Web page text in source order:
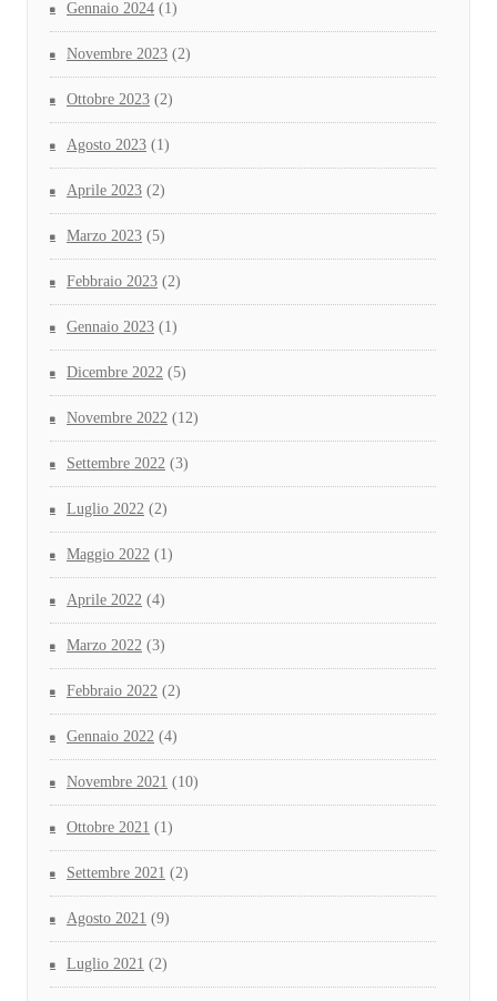
Gennaio 2024 (1)
Novembre 2023 (2)
Ottobre 2023 (2)
Agosto 2023 (1)
Aprile 2023 (2)
Marzo 2023 (5)
Febbraio 2023 (2)
Gennaio 2023 (1)
Dicembre 2022 (5)
Novembre 2022 (12)
Settembre 2022 (3)
Luglio 2022 (2)
Maggio 2022 (1)
Aprile 2022 (4)
Marzo 2022 (3)
Febbraio 2022 (2)
Gennaio 2022 (4)
Novembre 2021 (10)
Ottobre 2021 (1)
Settembre 2021 (2)
Agosto 2021 (9)
Luglio 2021 (2)